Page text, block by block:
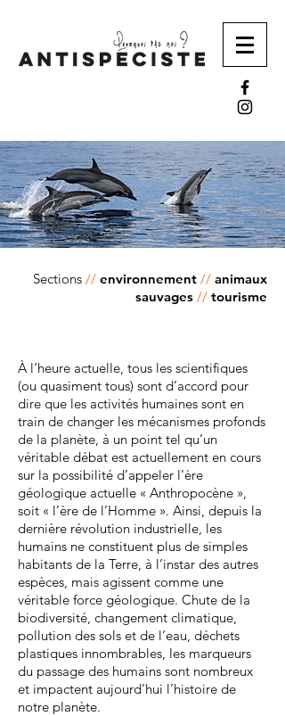
Sections // environnement // animaux
sauvages // tourisme
À l’heure actuelle, tous les scientifiques
(ou quasiment tous) sont d’accord pour
dire que les activités humaines sont en
train de changer les mécanismes profonds
de la planète, à un point tel qu’un
véritable débat est actuellement en cours
sur la possibilité d’appeler l’ère
géologique actuelle « Anthropocène »,
soit « l’ère de l’Homme ». Ainsi, depuis la
dernière révolution industrielle, les
humains ne constituent plus de simples
habitants de la Terre, à l’instar des autres
espèces, mais agissent comme une
véritable force géologique. Chute de la
biodiversité, changement climatique,
pollution des sols et de l’eau, déchets
plastiques innombrables, les marqueurs
du passage des humains sont nombreux
et impactent aujourd’hui l’histoire de
notre planète.